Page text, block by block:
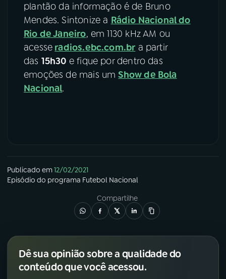
plantão da informação é de Bruno
Mendes. Sintonize a Rádio Nacional do
Rio de Janeiro, em 1130 kHz AM ou
acesse radios.ebc.com.br a partir
das 15h30 e fique por dentro das
emoções de mais umShow de Bola
Nacional.
Publicado em12/02/2021
Episódio do programa Futebol Nacional
Compartilhe
Dê sua opinião sobre a qualidade do
conteúdo que você acessou.